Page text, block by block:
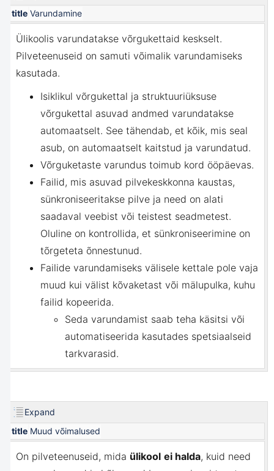
title Varundamine
Ülikoolis varundatakse võrgukettaid keskselt.
Pilveteenuseid on samuti võimalik varundamiseks
kasutada.
Isiklikul võrgukettal ja struktuuriüksuse
võrgukettal asuvad andmed varundatakse
automaatselt. See tähendab, et kõik, mis seal
asub, on automaatselt kaitstud ja varundatud.
Võrguketaste varundus toimub kord ööpäevas.
Failid, mis asuvad pilvekeskkonna kaustas,
sünkroniseeritakse pilve ja need on alati
saadaval veebist või teistest seadmetest.
Oluline on kontrollida, et sünkroniseerimine on
tõrgeteta õnnestunud.
Failide varundamiseks välisele kettale pole vaja
muud kui välist kõvaketast või mälupulka, kuhu
failid kopeerida.
Seda varundamist saab teha käsitsi või
automatiseerida kasutades spetsiaalseid
tarkvarasid.
Expand
title Muud võimalused
On pilveteenuseid, mida ülikool ei halda, kuid need